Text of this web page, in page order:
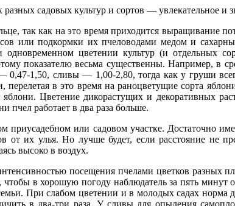
садовых культур и сортов — увлекательное и
так как на это время приходится выращивание
или подкормки их пчеловодами медом и
цветении культур (и отдельных
показателю весьма существенны. Например, в
— 0,47-1,50, сливы — 1,00-2,80, тогда как у груши
в это время на раноцветущие сорта
Цветение дикорастущих и декоративных
пчел работает в два раза больше.
приусадебном или садовом участке. Достаточно
от их улья. Но лучше будет, если расстояние не
высоко в воздух.
посещения пчелами цветков разных
в хорошую погоду наблюдатель за пять
При слабом цветении и в молодых садах
в два-три раза. У сливы для опыления